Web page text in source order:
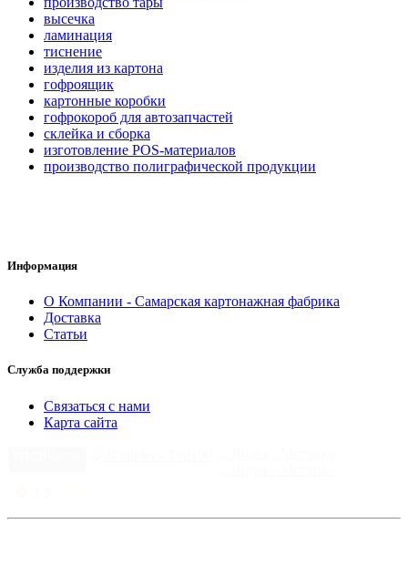
высечка
ламинация
тиснение
изделия из картона
гофроящик
картонные коробки
гофрокороб для автозапчастей
склейка и сборка
изготовление POS-материалов
производство полиграфической продукции
Информация
О Компании - Самарская картонажная фабрика
Доставка
Статьи
Служба поддержки
Связаться с нами
Карта сайта